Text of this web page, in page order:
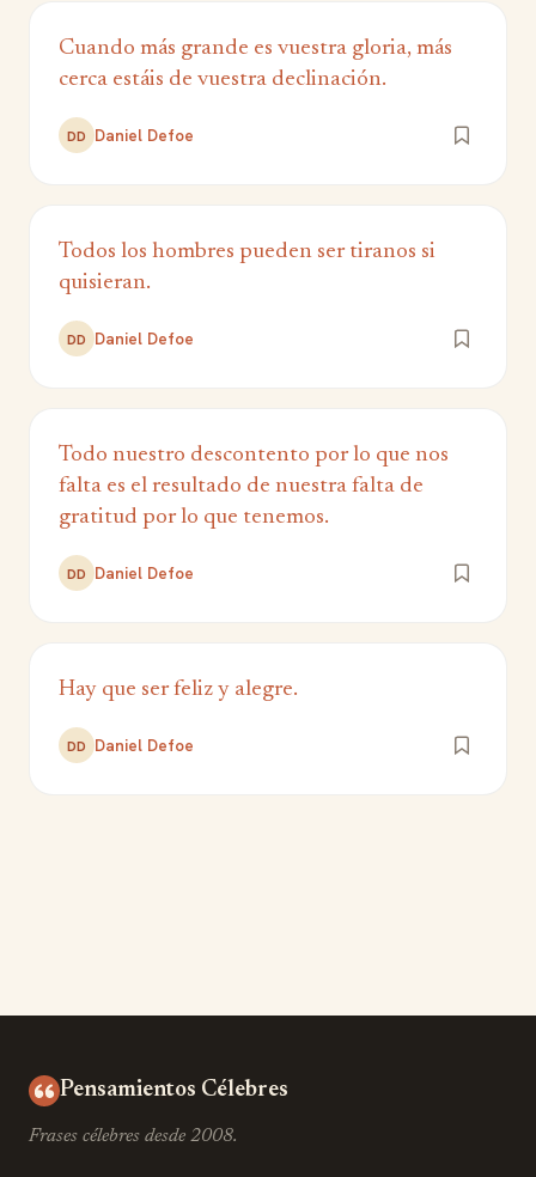
Cuando más grande es vuestra gloria, más
cerca estáis de vuestra declinación.
DD Daniel Defoe
Todos los hombres pueden ser tiranos si
quisieran.
DD Daniel Defoe
Todo nuestro descontento por lo que nos
falta es el resultado de nuestra falta de
gratitud por lo que tenemos.
DD Daniel Defoe
Hay que ser feliz y alegre.
DD Daniel Defoe
Pensamientos Célebres
Frases célebres desde 2008.